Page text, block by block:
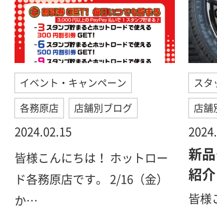
イベント・キャンペーン
各務原店 店舗別ブログ
2024.02.15
皆様こんにちは！ ホットロー
ド各務原店です。 2/16（金）
か…
スタ
店舗
新
紹介
皆様